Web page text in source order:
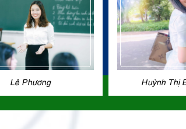
Lê Phương Huỳnh Thị